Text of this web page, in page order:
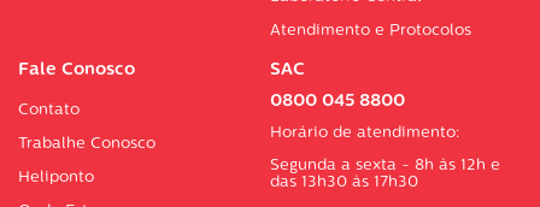
Atendimento e Protocolos
Fale Conosco
Contato
Trabalhe Conosco
Heliponto
SAC
0800 045 8800
Horário de atendimento:
Segunda a sexta - 8h às 12h e
das 13h30 às 17h30